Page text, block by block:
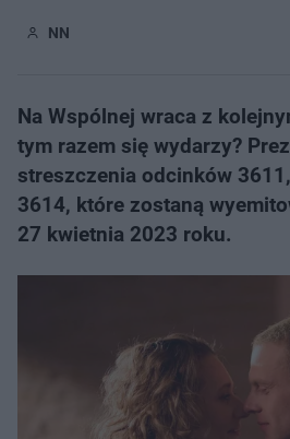
NN
Na Wspólnej wraca z
tym razem się wydarzy?
streszczenia odcinków
3614, które zostaną
27 kwietnia 2023 roku.